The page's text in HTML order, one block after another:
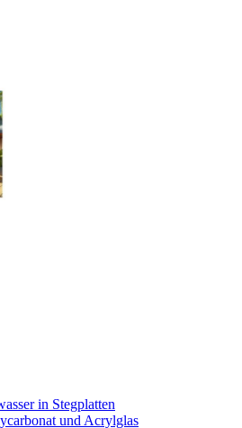
in Stegplatten
und Acrylglas